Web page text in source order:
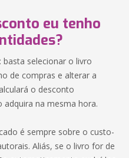
eu tenho
basta selecionar o livro
de compras e alterar a
o desconto
na mesma hora.
é sempre sobre o custo-
Aliás, se o livro for de